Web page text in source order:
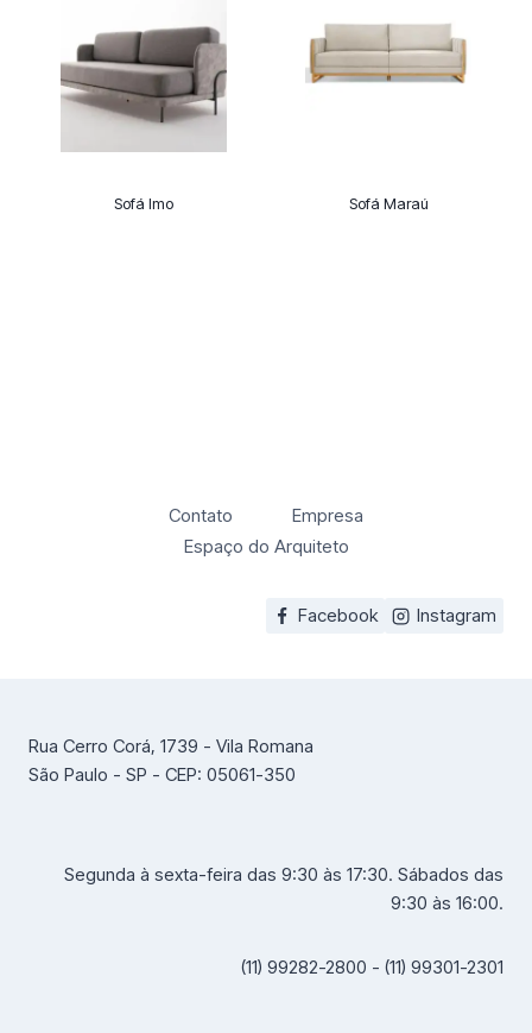
Sofá Imo Sofá Maraú
Contato
Empresa
Espaço do Arquiteto
Facebook Instagram
Rua Cerro Corá, 1739 - Vila Romana
São Paulo - SP - CEP: 05061-350
Segunda à sexta-feira das 9:30 às 17:30. Sábados das
9:30 às 16:00.
(11) 99282-2800 - (11) 99301-2301